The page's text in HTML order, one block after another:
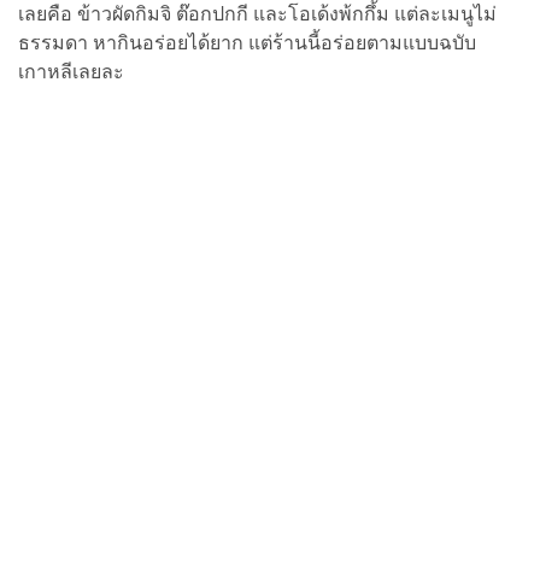
เลยคือ ข้าวผัดกิมจิ ต๊อกปกกี และโอเด้งพ้กกึ้ม แต่ละเมนูไม่
ธรรมดา หากินอร่อยได้ยาก แต่ร้านนี้อร่อยตามแบบฉบับ
เกาหลีเลยละ